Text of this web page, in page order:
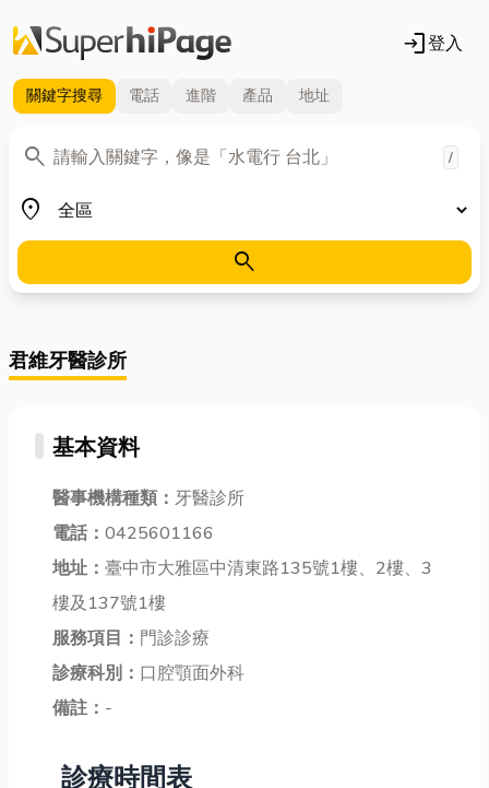
login登入
關鍵字搜尋 電話 進階 產品 地址
search
關鍵字 /
place
地區
search
君維牙醫診所
基本資料
醫事機構種類： 牙醫診所
電話： 0425601166
地址： 臺中市大雅區中清東路135號1樓、2樓、3
樓及137號1樓
服務項目： 門診診療
診療科別： 口腔顎面外科
備註： -
診療時間表